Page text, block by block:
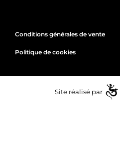
Conditions générales de vente
Politique de cookies
Site réalisé par